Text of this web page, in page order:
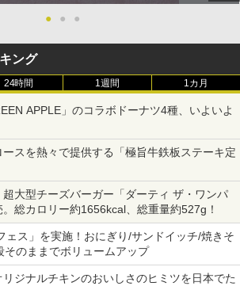
● ● ●
ング
24時間 1週間 1カ月
APPLE」のコラボドーナツ4種、いよいよ
スを熱々で提供する「極旨牛鉄板ステーキ定
大型チーズバーガー「ダーティ ザ・ワンパ
総カロリー約1656kcal、総重量約527g！
ェス」を実施！おにぎり/サンドイッチ/焼きそ
そのままでボリュームアップ
ジナルチキンのおいしさのヒミツを日本でた